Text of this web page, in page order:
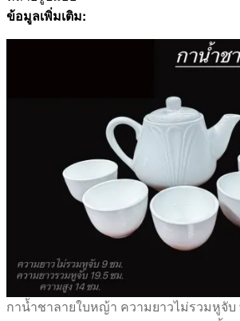
ข้อมูลเพิ่มเติม:
กาน้ำชาลายใบหญ้า ความยาวไม่รวมหูจับ